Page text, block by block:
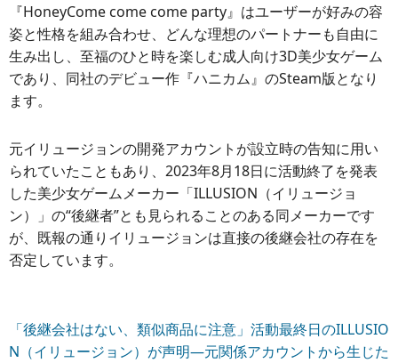
『HoneyCome come come party』はユーザーが好みの容
姿と性格を組み合わせ、どんな理想のパートナーも自由に
生み出し、至福のひと時を楽しむ成人向け3D美少女ゲーム
であり、同社のデビュー作『ハニカム』のSteam版となり
ます。
元イリュージョンの開発アカウントが設立時の告知に用い
られていたこともあり、2023年8月18日に活動終了を発表
した美少女ゲームメーカー「ILLUSION（イリュージョ
ン）」の“後継者”とも見られることのある同メーカーです
が、既報の通りイリュージョンは直接の後継会社の存在を
否定しています。
「後継会社はない、類似商品に注意」活動最終日のILLUSIO
N（イリュージョン）が声明―元関係アカウントから生じた